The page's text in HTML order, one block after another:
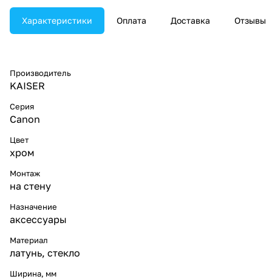
Характеристики Оплата Доставка Отзывы
Производитель
KAISER
Серия
Canon
Цвет
хром
Монтаж
на стену
Назначение
аксессуары
Материал
латунь, стекло
Ширина, мм